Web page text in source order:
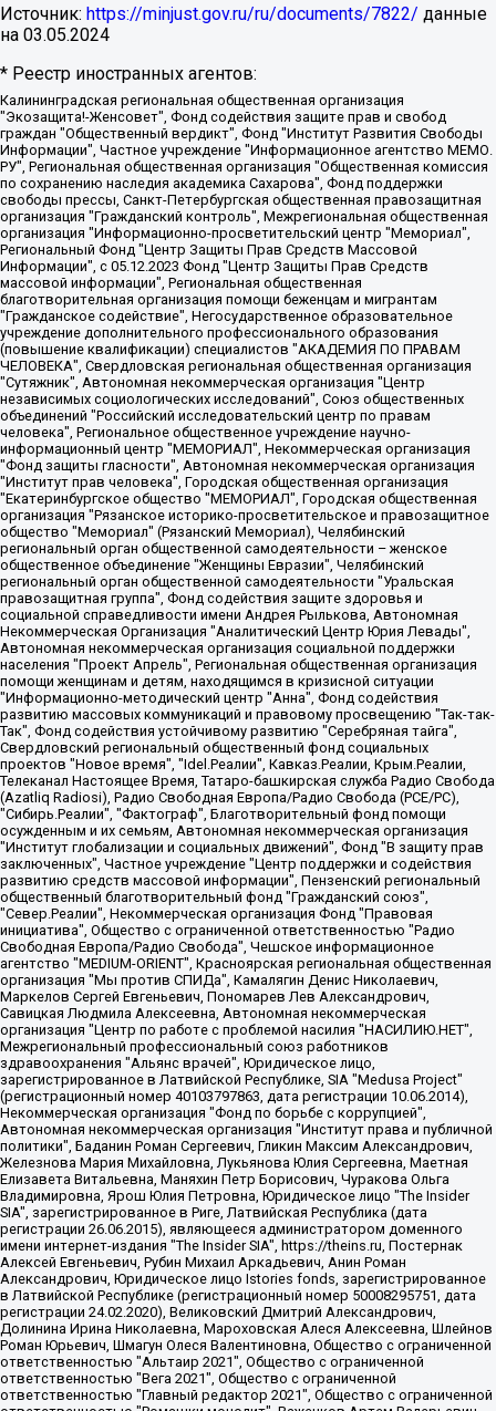
Источник: https://minjust.gov.ru/ru/documents/7822/ данные
на 03.05.2024
* Реестр иностранных агентов:
Калининградская региональная общественная организация "Экозащита!-Женсовет", Фонд содействия защите прав и свобод граждан "Общественный вердикт", Фонд "Институт Развития Свободы Информации", Частное учреждение "Информационное агентство МЕМО. РУ", Региональная общественная организация "Общественная комиссия по сохранению наследия академика Сахарова", Фонд поддержки свободы прессы, Санкт-Петербургская общественная правозащитная организация "Гражданский контроль", Межрегиональная общественная организация "Информационно-просветительский центр "Мемориал", Региональный Фонд "Центр Защиты Прав Средств Массовой Информации", с 05.12.2023 Фонд "Центр Защиты Прав Средств массовой информации", Региональная общественная благотворительная организация помощи беженцам и мигрантам "Гражданское содействие", Негосударственное образовательное учреждение дополнительного профессионального образования (повышение квалификации) специалистов "АКАДЕМИЯ ПО ПРАВАМ ЧЕЛОВЕКА", Свердловская региональная общественная организация "Сутяжник", Автономная некоммерческая организация "Центр независимых социологических исследований", Союз общественных объединений "Российский исследовательский центр по правам человека", Региональное общественное учреждение научно-информационный центр "МЕМОРИАЛ", Некоммерческая организация "Фонд защиты гласности", Автономная некоммерческая организация "Институт прав человека", Городская общественная организация "Екатеринбургское общество "МЕМОРИАЛ", Городская общественная организация "Рязанское историко-просветительское и правозащитное общество "Мемориал" (Рязанский Мемориал), Челябинский региональный орган общественной самодеятельности – женское общественное объединение "Женщины Евразии", Челябинский региональный орган общественной самодеятельности "Уральская правозащитная группа", Фонд содействия защите здоровья и социальной справедливости имени Андрея Рылькова, Автономная Некоммерческая Организация "Аналитический Центр Юрия Левады", Автономная некоммерческая организация социальной поддержки населения "Проект Апрель", Региональная общественная организация помощи женщинам и детям, находящимся в кризисной ситуации "Информационно-методический центр "Анна", Фонд содействия развитию массовых коммуникаций и правовому просвещению "Так-так-Так", Фонд содействия устойчивому развитию "Серебряная тайга", Свердловский региональный общественный фонд социальных проектов "Новое время", "Idel.Реалии", Кавказ.Реалии, Крым.Реалии, Телеканал Настоящее Время, Татаро-башкирская служба Радио Свобода (Azatliq Radiosi), Радио Свободная Европа/Радио Свобода (PCE/PC), "Сибирь.Реалии", "Фактограф", Благотворительный фонд помощи осужденным и их семьям, Автономная некоммерческая организация "Институт глобализации и социальных движений", Фонд "В защиту прав заключенных", Частное учреждение "Центр поддержки и содействия развитию средств массовой информации", Пензенский региональный общественный благотворительный фонд "Гражданский союз", "Север.Реалии", Некоммерческая организация Фонд "Правовая инициатива", Общество с ограниченной ответственностью "Радио Свободная Европа/Радио Свобода", Чешское информационное агентство "MEDIUM-ORIENT", Красноярская региональная общественная организация "Мы против СПИДа", Камалягин Денис Николаевич, Маркелов Сергей Евгеньевич, Пономарев Лев Александрович, Савицкая Людмила Алексеевна, Автономная некоммерческая организация "Центр по работе с проблемой насилия "НАСИЛИЮ.НЕТ", Межрегиональный профессиональный союз работников здравоохранения "Альянс врачей", Юридическое лицо, зарегистрированное в Латвийской Республике, SIA "Medusa Project" (регистрационный номер 40103797863, дата регистрации 10.06.2014), Некоммерческая организация "Фонд по борьбе с коррупцией", Автономная некоммерческая организация "Институт права и публичной политики", Баданин Роман Сергеевич, Гликин Максим Александрович, Железнова Мария Михайловна, Лукьянова Юлия Сергеевна, Маетная Елизавета Витальевна, Маняхин Петр Борисович, Чуракова Ольга Владимировна, Ярош Юлия Петровна, Юридическое лицо "The Insider SIA", зарегистрированное в Риге, Латвийская Республика (дата регистрации 26.06.2015), являющееся администратором доменного имени интернет-издания "The Insider SIA", https://theins.ru, Постернак Алексей Евгеньевич, Рубин Михаил Аркадьевич, Анин Роман Александрович, Юридическое лицо Istories fonds, зарегистрированное в Латвийской Республике (регистрационный номер 50008295751, дата регистрации 24.02.2020), Великовский Дмитрий Александрович, Долинина Ирина Николаевна, Мароховская Алеся Алексеевна, Шлейнов Роман Юрьевич, Шмагун Олеся Валентиновна, Общество с ограниченной ответственностью "Альтаир 2021", Общество с ограниченной ответственностью "Вега 2021", Общество с ограниченной ответственностью "Главный редактор 2021", Общество с ограниченной ответственностью "Ромашки монолит", Важенков Артем Валерьевич, Ивановская областная общественная организация "Центр гендерных исследований", Гурман Юрий Альбертович, Медиапроект "ОВД-Инфо", Егоров Владимир Владимирович, Жилинский Владимир Александрович, Общество с ограниченной ответственностью "ЗП", Иванова София Юрьевна, Карезина Инна Павловна, Кильтау Екатерина Викторовна, Петров Алексей Викторович, Пискунов Сергей Евгеньевич, Смирнов Сергей Сергеевич, Тихонов Михаил Сергеевич, Общество с ограниченной ответственностью "ЖУРНАЛИСТ-ИНОСТРАННЫЙ АГЕНТ", Арапова Галина Юрьевна, Вольтская Татьяна Анатольевна, Американская компания "Mason G.E.S. Anonymous Foundation" (США), являющаяся владельцем интернет-издания https://mnews.world/, Компания "Stichting Bellingcat", зарегистрированная в Нидерландах (дата регистрации 11.07.2018), Захаров Андрей Вячеславович, Клепиковская Екатерина Дмитриевна, Общество с ограниченной ответственностью "МЕМО", Перл Роман Александрович, Симонов Евгений Алексеевич, Соловьева Елена Анатольевна, Сотников Даниил Владимирович, Сурначева Елизавета Дмитриевна, Автономная некоммерческая организация по защите прав человека и информированию населения "Якутия – Наше Мнение", Общество с ограниченной ответственностью "Москоу диджитал медиа", с 26.01.2023 Общество с ограниченной ответственностью "Чайка Белые сады", Ветошкина Валерия Валерьевна, Заговора Максим Александрович, Межрегиональное общественное движение "Российская ЛГБТ - сеть", Оленичев Максим Владимирович, Павлов Иван Юрьевич, Скворцова Елена Сергеевна, Общество с ограниченной ответственностью "Как бы инагент", Кочетков Игорь Викторович, Общество с ограниченной ответственностью "Честные выборы", Еланчик Олег Александрович, Общество с ограниченной ответственностью "Нобелевский призыв", Гималова Регина Эмилевна, Григорьев Андрей Валерьевич, Григорьева Алина Александровна, Ассоциация по содействию защите прав призывников, альтернативнослужащих и военнослужащих "Правозащитная группа "Гражданин.Армия.Право", Хисамова Регина Фаритовна, Автономная некоммерческая организация по реализации социально-правовых программ "Лилит", Дальневосточное общественное движение "Маяк", Санкт-Петербургская ЛГБТ-инициативная группа "Выход", Инициативная группа ЛГБТ+ "Реверс", Алексеев Андрей Викторович, Бекбулатова Таисия Львовна, Беляев Иван Михайлович, Владыкина Елена Сергеевна, Гельман Марат Александрович, Никульшина Вероника Юрьевна, Толоконникова Надежда Андреевна, Шендерович Виктор Анатольевич, Общество с ограниченной ответственностью "Данное сообщение", Общество с ограниченной ответственностью Издательский дом "Новая глава", Айнбиндер Александра Александровна, Московский комьюнити-центр для ЛГБТ+инициатив, Благотворительный фонд развития филантропии, Deutsche Welle (Германия, Kurt-Schumacher-Strasse 3, 53113 Bonn), Борзунова Мария Михайловна, Воробьев Виктор Викторович, Голубева Анна Львовна, Константинова Алла Михайловна, Малкова Ирина Владимировна, Мурадов Мурад Абдулгалимович, Осетинская Елизавета Николаевна, Понасенков Евгений Николаевич, Ганапольский Матвей Юрьевич, Киселев Евгений Алексеевич, Борухович Ирина Григорьевна, Дремин Иван Тимофеевич, Дубровский Дмитрий Викторович, Красноярская региональная общественная организация поддержки и развития альтернативных образовательных технологий и межкультурных коммуникаций "ИНТЕРРА", Маяковская Екатерина Алексеевна, Фейгин Марк Захарович, Филимонов Андрей Викторович, Дзугкоева Регина Николаевна, Доброхотов Роман Александрович, Дудь Юрий Александрович, Елкин Сергей Владимирович, Кругликов Кирилл Игоревич, Сабунаева Мария Леонидовна, Семенов Алексей Владимирович, Шаинян Карен Багратович, Шульман Екатерина Михайловна, Асафьев Артур Валерьевич, Вахштайн Виктор Семенович, Венедиктов Алексей Алексеевич, Лушникова Екатерина Евгеньевна, Волков Леонид Михайлович, Невзоров Александр Глебович, Пархоменко Сергей Борисович, Сироткин Ярослав Николаевич, Кара-Мурза Владимир Владимирович, Баранова Наталья Владимировна, Гозман Леонид Яковлевич, Кагарлицкий Борис Юльевич, Климарев Михаил Валерьевич, Милов Владимир Станиславович, Автономная некоммерческая организация Краснодарский центр современного искусства "Типография", Моргенштерн Алишер Тагирович, Соболь Любовь Эдуардовна, Общество с ограниченной ответственностью "ЛИЗА НОРМ", Каспаров Гарри Кимович, Ходорковский Михаил Борисович, Общество с ограниченной ответственностью "Апрельские тезисы", Данилович Ирина Брониславовна, Кашин Олег Владимирович, Петров Николай Владимирович, Пивоваров Алексей Владимирович, Соколов Михаил Владимирович, Цветкова Юлия Владимировна, Чичваркин Евгений Александрович, Комитет против пыток/Команда против пыток, Общество с ограниченной ответственностью "Первый научный", Общество с ограниченной ответственностью "Вертолет и ко", Белоцерковская Вероника Борисовна, Кац Максим Евгеньевич, Лазарева Татьяна Юрьевна, Шаведдинов Руслан Табризович, Яшин Илья Валерьевич, Общество с ограниченной ответственностью "Иноагент ААВ", Алешковский Дмитрий Петрович, Альбац Евгения Марковна, Быков Дмитрий Львович, Галямина Юлия Евгеньевна, Лойко Сергей Леонидович, Мартынов Кирилл Константинович, Медведев Сергей Александрович, Крашенинников Федор Геннадиевич, Гордеева Катерина Вл